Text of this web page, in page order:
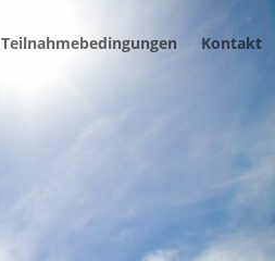
Teilnahmebedingungen Kontakt